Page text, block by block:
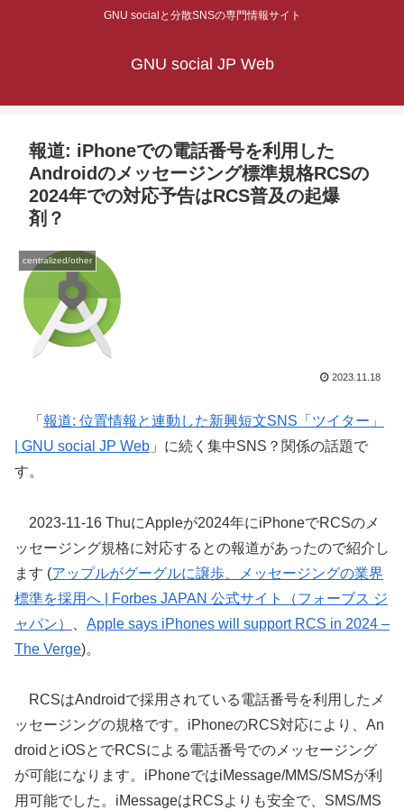
GNU socialと分散SNSの専門情報サイト
GNU social JP Web
報道: iPhoneでの電話番号を利用した
Androidのメッセージング標準規格RCSの
2024年での対応予告はRCS普及の起爆
剤？
centralized/other
2023.11.18
「 報道: 位置情報と連動した新興短文SNS「ツイター」
| GNU social JP Web 」に続く集中SNS？関係の話題で
す。
2023-11-16 ThuにAppleが2024年にiPhoneでRCSのメ
ッセージング規格に対応するとの報道があったので紹介し
ます (アップルがグーグルに譲歩、メッセージングの業界
標準を採用へ | Forbes JAPAN 公式サイト（フォーブス ジ
ャパン）
Apple says iPhones will support RCS in 2024 –
The Verge)。
RCSはAndroidで採用されている電話番号を利用したメ
ッセージングの規格です。iPhoneのRCS対応により、An
droidとiOSとでRCSによる電話番号でのメッセージング
が可能になります。iPhoneではiMessage/MMS/SMSが利
用可能でした。iMessageはRCSよりも安全で、SMS/MS